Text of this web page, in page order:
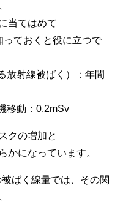
当てはめて
ておくと役に立つで
放射線被ばく）：年間
移動：0.2mSv
クの増加と
かになっています。
ばく線量では、その関